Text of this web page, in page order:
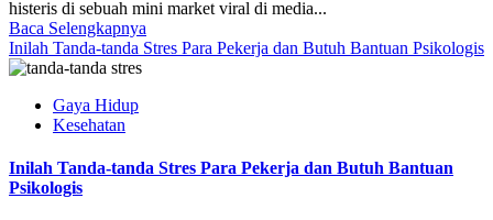
histeris di sebuah mini market viral di media...
Baca Selengkapnya
Inilah Tanda-tanda Stres Para Pekerja dan Butuh Bantuan Psikologis
Gaya Hidup
Kesehatan
Inilah Tanda-tanda Stres Para Pekerja dan Butuh Bantuan
Psikologis